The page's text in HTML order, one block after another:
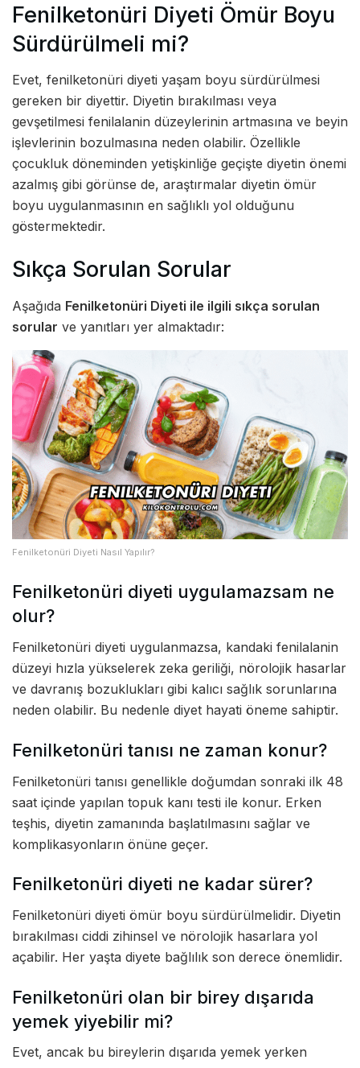
Fenilketonüri Diyeti Ömür Boyu
Sürdürülmeli mi?
Evet, fenilketonüri diyeti yaşam boyu sürdürülmesi
gereken bir diyettir. Diyetin bırakılması veya
gevşetilmesi fenilalanin düzeylerinin artmasına ve beyin
işlevlerinin bozulmasına neden olabilir. Özellikle
çocukluk döneminden yetişkinliğe geçişte diyetin önemi
azalmış gibi görünse de, araştırmalar diyetin ömür
boyu uygulanmasının en sağlıklı yol olduğunu
göstermektedir.
Sıkça Sorulan Sorular
Aşağıda Fenilketonüri Diyeti ile ilgili sıkça sorulan
sorular ve yanıtları yer almaktadır:
Fenilketonüri Diyeti Nasıl Yapılır?
Fenilketonüri diyeti uygulamazsam ne
olur?
Fenilketonüri diyeti uygulanmazsa, kandaki fenilalanin
düzeyi hızla yükselerek zeka geriliği, nörolojik hasarlar
ve davranış bozuklukları gibi kalıcı sağlık sorunlarına
neden olabilir. Bu nedenle diyet hayati öneme sahiptir.
Fenilketonüri tanısı ne zaman konur?
Fenilketonüri tanısı genellikle doğumdan sonraki ilk 48
saat içinde yapılan topuk kanı testi ile konur. Erken
teşhis, diyetin zamanında başlatılmasını sağlar ve
komplikasyonların önüne geçer.
Fenilketonüri diyeti ne kadar sürer?
Fenilketonüri diyeti ömür boyu sürdürülmelidir. Diyetin
bırakılması ciddi zihinsel ve nörolojik hasarlara yol
açabilir. Her yaşta diyete bağlılık son derece önemlidir.
Fenilketonüri olan bir birey dışarıda
yemek yiyebilir mi?
Evet, ancak bu bireylerin dışarıda yemek yerken